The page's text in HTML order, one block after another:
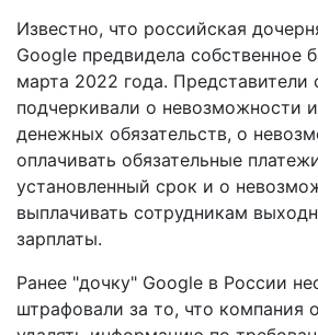
Известно, что российская
Google предвидела собственное
марта 2022 года. Представители
подчеркивали о невозможности
денежных обязательств, о
оплачивать обязательные
установленный срок и о
выплачивать сотрудникам
зарплаты.
Ранее "дочку" Google в России
штрафовали за то, что компания